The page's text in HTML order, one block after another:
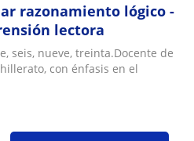
razonamiento lógico -
lectora
seis, nueve, treinta.Docente de
con énfasis en el